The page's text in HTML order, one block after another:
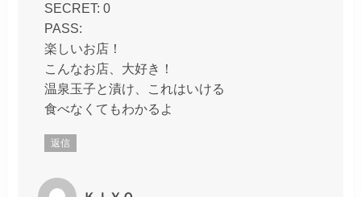
SECRET: 0
PASS:
楽しいお店！
こんなお店、大好き！
温泉玉子と漬け、これはいける
食べなくてもわかるよ
返信